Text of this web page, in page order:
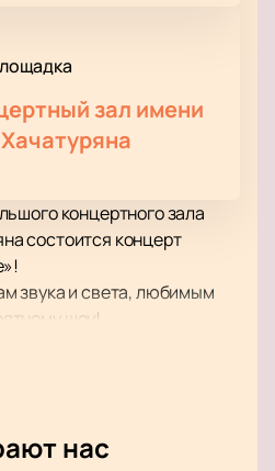
зал имени
концертного зала
состоится концерт
звука и света, любимым
шоу!
как самые
Service» – это всегда
нас